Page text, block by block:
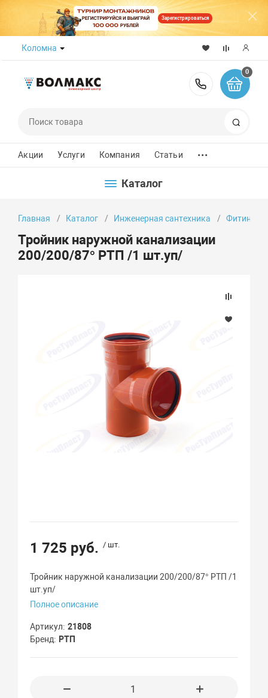
Зарегистрироваться
Коломна
8 (800)
0
Акции Услуги Компания Статьи ...
Каталог
Главная Каталог Инженерная сантехника Фитинги
Тройник наружной канализации
200/200/87° РТП /1 шт.уп/
1 725 руб. / шт.
Тройник наружной канализации 200/200/87° РТП /1
шт.уп/
Полное описание
Артикул 21808
Бренд
РТП